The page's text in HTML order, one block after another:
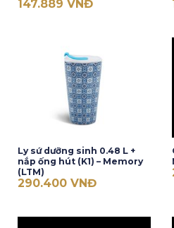
147.889 VNĐ
Ly sứ dưỡng sinh 0.48 L +
nắp ống hút (K1) – Memory
(LTM)
290.400 VNĐ